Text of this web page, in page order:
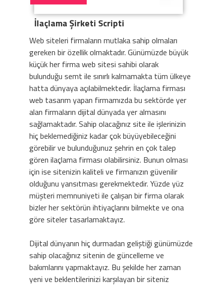
İlaçlama Şirketi Scripti
Web siteleri firmaların mutlaka sahip olmaları
gereken bir özellik olmaktadır. Günümüzde büyük
küçük her firma web sitesi sahibi olarak
bulunduğu semt ile sınırlı kalmamakta tüm ülkeye
hatta dünyaya açılabilmektedir. İlaçlama firması
web tasarım yapan firmamızda bu sektörde yer
alan firmaların dijital dünyada yer almasını
sağlamaktadır. Sahip olacağınız site ile işlerinizin
hiç beklemediğiniz kadar çok büyüyebileceğini
görebilir ve bulunduğunuz şehrin en çok talep
gören ilaçlama firması olabilirsiniz. Bunun olması
için ise sitenizin kaliteli ve firmanızın güvenilir
olduğunu yansıtması gerekmektedir. Yüzde yüz
müşteri memnuniyeti ile çalışan bir firma olarak
bizler her sektörün ihtiyaçlarını bilmekte ve ona
göre siteler tasarlamaktayız.
Dijital dünyanın hiç durmadan geliştiği günümüzde
sahip olacağınız sitenin de güncelleme ve
bakımlarını yapmaktayız. Bu şekilde her zaman
yeni ve beklentilerinizi karşılayan bir siteniz